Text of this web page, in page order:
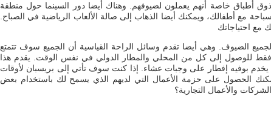
أطباق خاصة أنهم يعملون لضيوفهم. وهناك أيضا دور السينما حول منطقة
مع أطفالك، ويمكنك أيضا الذهاب إلى صالة الألعاب الرياضية في الصباح.
الضيوف. وهي أيضا تقدم وسائل الراحة القياسية أن الجميع سوف تتمتع
فقط للوصول إلى كل من المحلي والمطار الدولي في نفس الوقت. يقدم هذا
يخدم بوفيه إفطار على وجبات عشاء. إذا كنت سوف تأتي إلى بريسبان لأوقات
يمكنك الحصول على حزمة الأعمال التي لديهم الذي يسمح لك باستخدام بعض
والأعمال التجارية؟